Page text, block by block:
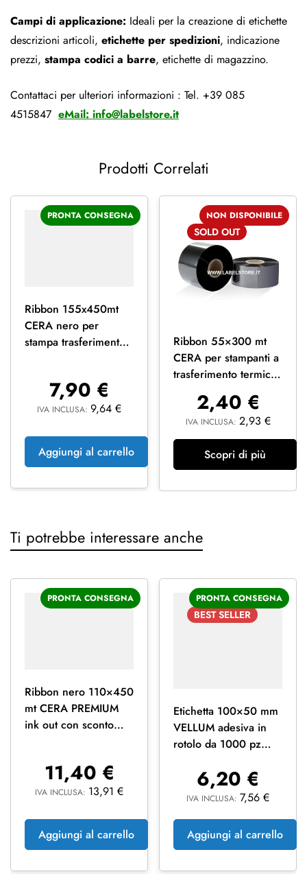
Campi di applicazione: Ideali per la creazione di etichette
descrizioni articoli, etichette per spedizioni, indicazione
prezzi, stampa codici a barre, etichette di magazzino.
Contattaci per ulteriori informazioni : Tel. +39 085
4515847 eMail: info@labelstore.it
Prodotti Correlati
PRONTA CONSEGNA
Ribbon 155x450mt
CERA nero per
stampa trasferimento
7,90 €
IVA INCLUSA: 9,64 €
Aggiungi al carrello
SOLD OUT
NON DISPONIBILE
Ribbon 55×300 mt
CERA per stampanti a
trasferimento termico
alta qualità Ink OUT
2,40 €
IVA INCLUSA: 2,93 €
Scopri di più
Ti potrebbe interessare anche
PRONTA CONSEGNA
Ribbon nero 110×450
mt CERA PREMIUM
ink out con sconto
11,40 €
IVA INCLUSA: 13,91 €
Aggiungi al carrello
BESTSELLER
PRONTA CONSEGNA
Etichetta 100×50 mm
VELLUM adesiva in
rotolo da 1000 pz
trasferimento termico
6,20 €
IVA INCLUSA: 7,56 €
Aggiungi al carrello